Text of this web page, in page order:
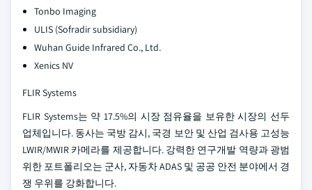
Tonbo Imaging
ULIS (Sofradir subsidiary)
Wuhan Guide Infrared Co., Ltd.
Xenics NV
FLIR Systems
FLIR Systems는 약 17.5%의 시장 점유율을 보유한 시장의 선두
업체입니다. 동사는 국방 감시, 국경 보안 및 산업 검사용 고성능
LWIR/MWIR 카메라를 제공합니다. 강력한 연구개발 역량과 광범
위한 포트폴리오는 군사, 자동차 ADAS 및 공공 안전 분야에서 경
쟁 우위를 강화합니다.